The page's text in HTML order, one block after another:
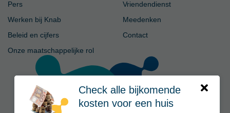
Check alle bijkomende
kosten voor een huis
Pers
Werken bij Knab
Beleid en cijfers
Onze maatschappelijke rol
Vriendendienst
Meedenken
Contact